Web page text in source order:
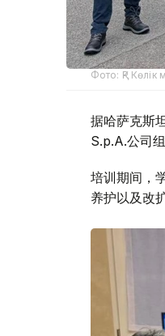
Фото: ҚР Көлік
据哈萨克斯
S.p.A.公司
培训期间，
养护以及改